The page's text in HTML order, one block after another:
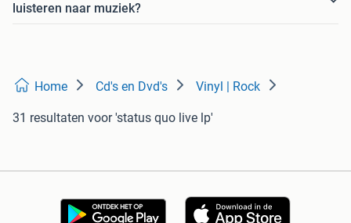
luisteren naar muziek?
Home Cd's en Dvd's Vinyl | Rock
31 resultaten voor 'status quo live lp'